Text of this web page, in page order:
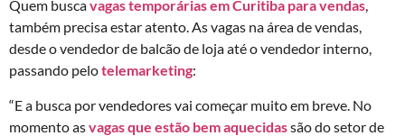
Quem buscavagas temporárias em Curitiba para vendas,
também precisa estar atento. As vagas na área de vendas,
desde o vendedor de balcão de loja até o vendedor interno,
passando pelotelemarketing:
“E a busca por vendedores vai começar muito em breve. No
momento asvagas que estão bem aquecidassão do setor de